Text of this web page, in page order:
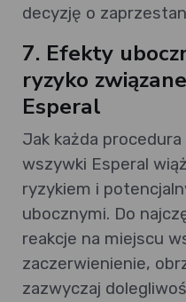
decyzję o
7. Efekty
ryzyko
Esperal
Jak każda
wszywki Esperal
ryzykiem i
ubocznymi. Do
reakcje na miejscu
zaczerwienienie,
zazwyczaj